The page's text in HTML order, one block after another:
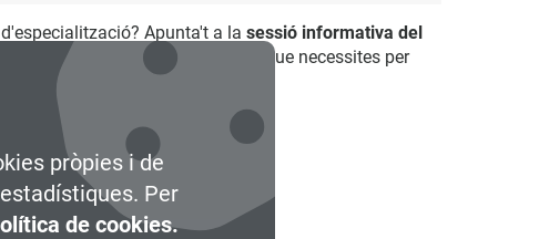
pròpies i de
Per
de cookies.
Apunta't a la sessió informativa del
(Presencial)
i valora si és l'opció que necessites per